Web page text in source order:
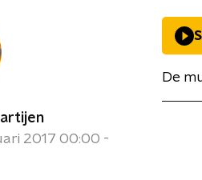
2017 00:00 -
De